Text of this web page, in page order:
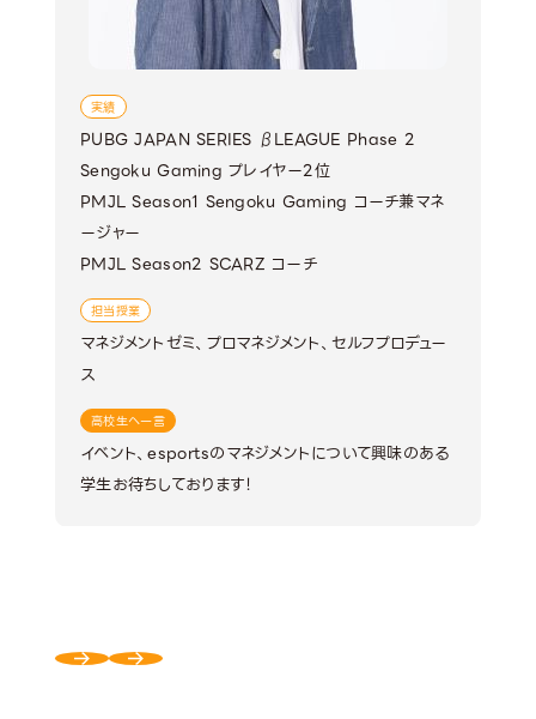
実績
PUBG JAPAN SERIES βLEAGUE Phase 2
Sengoku Gaming プレイヤー2位
PMJL Season1 Sengoku Gaming コーチ兼マネ
ージャー
PMJL Season2 SCARZ コーチ
担当授業
マネジメントゼミ、プロマネジメント、セルフプロデュー
ス
高校生へ一言
イベント、esportsのマネジメントについて興味のある
学生お待ちしております！